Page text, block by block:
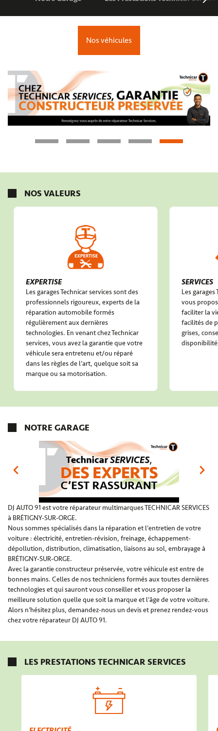
Nos véhicules
NOS VALEURS
EXPERTISE
Les garages Technicar services sont des
professionnels rigoureux, experts de la
réparation automobile formés
régulièrement aux dernières
technologies. En venant chez Technicar
services, vous avez la garantie que votre
véhicule sera entretenu et/ou réparé
dans les règles de l’art, quelque soit sa
marque ou sa motorisation.
SERVICES
Les
vous
faciliter la
facilités de
grises,
NOTRE GARAGE
DJ AUTO 91 est votre réparateur multimarques TECHNICAR SERVICES
à BRÉTIGNY-SUR-ORGE.
Nous sommes spécialisés dans la réparation et l’entretien de votre
voiture : électricité, entretien-révision, freinage, échappement-
dépollution, distribution, climatisation, liaisons au sol, embrayage à
BRÉTIGNY-SUR-ORGE.
Avec la garantie constructeur préservée, votre véhicule est entre de
bonnes mains. Celles de nos techniciens formés aux toutes dernières
technologies et qui sauront vous conseiller et vous proposer la
meilleure solution quelle que soit la marque et l’âge de votre voiture.
Alors n’hésitez plus, demandez-nous un devis et prenez rendez-vous
chez votre réparateur DJ AUTO 91.
LES PRESTATIONS TECHNICAR SERVICES